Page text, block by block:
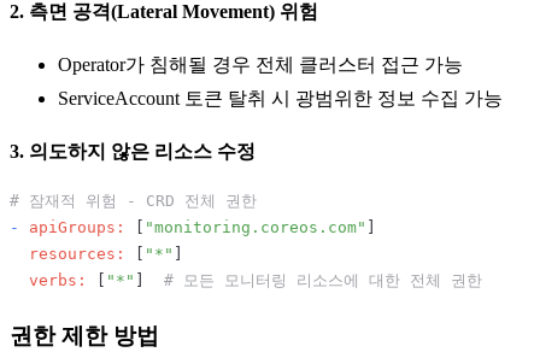
2. 측면 공격(Lateral Movement) 위험
Operator가 침해될 경우 전체 클러스터 접근 가능
ServiceAccount 토큰 탈취 시 광범위한 정보 수집 가능
3. 의도하지 않은 리소스 수정
# 잠재적 위험 - CRD 전체 권한
-
apiGroups: "monitoring.coreos.com"
resources:
"*"
verbs:
"*" # 모든 모니터링 리소스에 대한 전체 권한
권한 제한 방법